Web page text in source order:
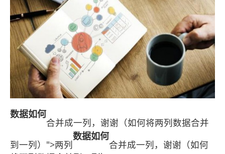
数据如何
合并成一列，谢谢（如何将两列数据合并
到一列）">两列
数据如何
合并成一列，谢谢（如何